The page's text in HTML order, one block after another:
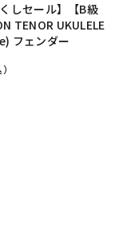
しセール】【B級
TENOR UKULELE
フェンダー